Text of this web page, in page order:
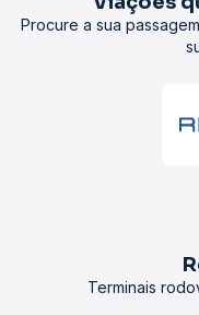
Procure a sua
Terminais